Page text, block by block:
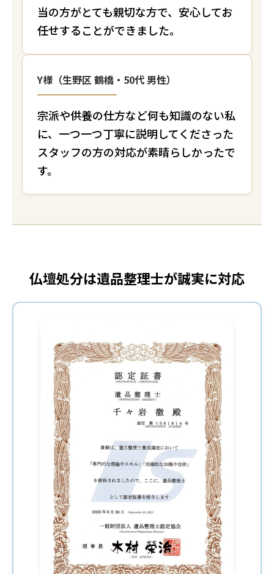
当の方がとても親切な方で、安心してお
任せすることができました。
Y様（生野区 鶴橋・50代 男性）
宗派や供養の仕方など何も知識のない私
に、一つ一つ丁寧に説明してくださった
スタッフの方の対応が素晴らしかったで
す。
仏壇処分は遺品整理士が誠実に対応